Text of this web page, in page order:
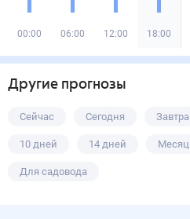
00:00 06:00 12:00 18:00
Другие прогнозы
Сейчас Сегодня Завтра
10 дней 14 дней Месяц
Для садовода